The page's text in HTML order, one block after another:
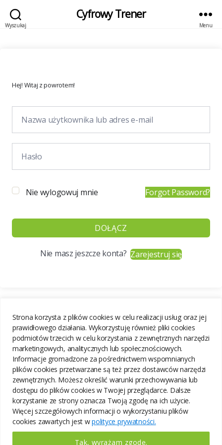
Strona korzysta z plików cookies w celu realizacji usług oraz jej
prawidłowego działania. Wykorzystuję również pliki cookies
podmiotów trzecich w celu korzystania z zewnętrznych narzędzi
marketingowych, analitycznych lub społecznościowych.
Informacje gromadzone za pośrednictwem wspomnianych
plików cookies przetwarzane są też przez dostawców narzędzi
zewnętrznych. Możesz określić warunki przechowywania lub
dostępu do plików cookies w Twojej przeglądarce. Dalsze
korzystanie ze strony oznacza Twoją zgodę na ich użycie.
Więcej szczegółowych informacji o wykorzystaniu plików
cookies zawartych jest wpolityce prywatności.
Tak, wyrażam zgodę.
Wyszukaj
Cyfrowy Trener
Menu
Hej! Witaj z powrotem!
Nie wylogowuj mnie Forgot Password?
DOŁĄCZ
Nie masz jeszcze konta?Zarejestruj się